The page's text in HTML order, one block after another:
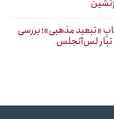
«تبعید مذهبی»؛ بررسی
تبار لس‌آنجلس